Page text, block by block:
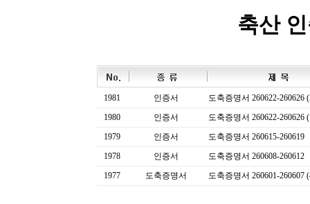
축산
1981 인증서
도축증명서 260622-260626
1980
인증서
도축증명서 260622-260626
1979
인증서
도축증명서 260615-260619
1978
인증서
도축증명서 260608-260612
1977
도축증명서 도축증명서 260601-260607